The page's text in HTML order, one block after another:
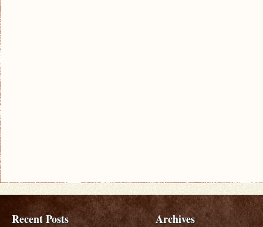
Recent Posts Archives